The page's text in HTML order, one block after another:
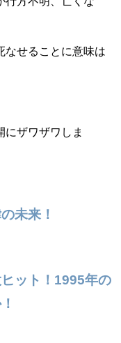
なせることに意味は
にザワザワしま
未来！
ット！1995年の